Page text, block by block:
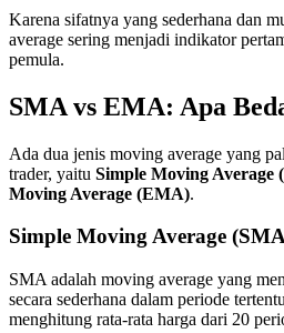
Karena sifatnya yang sederhana dan
average sering menjadi indikator
pemula.
SMA vs EMA: Apa
Ada dua jenis moving average yang
trader, yaitu Simple Moving Average
Moving Average (EMA).
Simple Moving Average
SMA adalah moving average yang
secara sederhana dalam periode
menghitung rata-rata harga dari 20